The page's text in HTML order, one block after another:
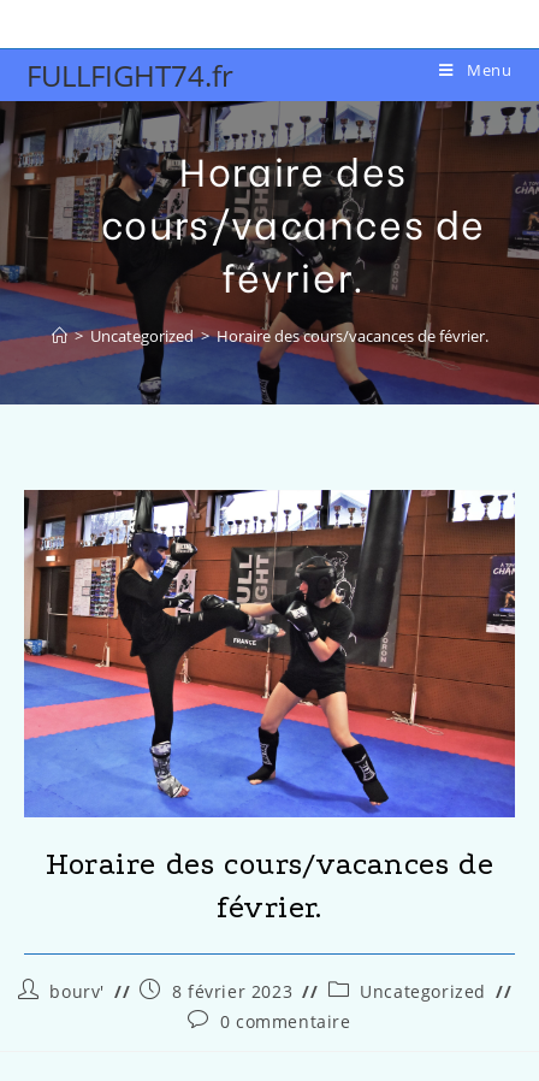
FULLFIGHT74.fr Menu
Horaire des
cours/vacances de
février.
> Uncategorized > Horaire des cours/vacances de février.
Horaire des cours/vacances de
février.
bourv' 8 février 2023
Uncategorized
0 commentaire